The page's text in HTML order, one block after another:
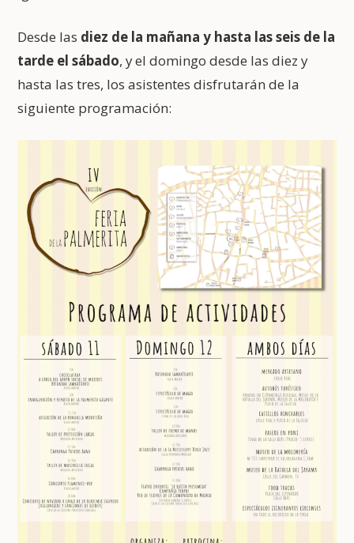
Desde las diez de la mañana y hasta las seis de la
tarde el sábado, y el domingo desde las diez y
hasta las tres, los asistentes disfrutarán de la
siguiente programación: